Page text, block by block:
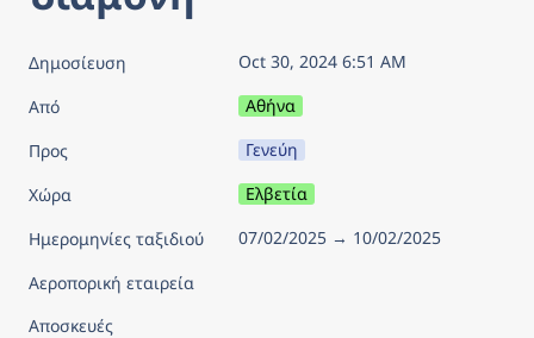
Δημοσίευση
Oct 30, 2024 6:51 AM
Από
Αθήνα
Προς
Γενεύη
Χώρα
Ελβετία
Ημερομηνίες ταξιδιού
07/02/2025 → 10/02/2025
Αεροπορική εταιρεία
Αποσκευές